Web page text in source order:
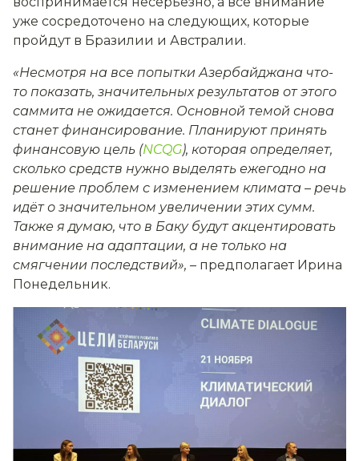
уже сосредоточено на следующих, которые
пройдут в Бразилии и Австралии.
«Несмотря на все попытки Азербайджана что-
то показать, значительных результатов от этого
саммита не ожидается. Основной темой снова
станет финансирование. Планируют принять
финансовую цель (NCQG), которая определяет,
сколько средств нужно выделять ежегодно на
решение проблем с изменением климата – речь
идёт о значительном увеличении этих сумм.
Также я думаю, что в Баку будут акцентировать
внимание на адаптации, а не только на
смягчении последствий», – предполагает Ирина
Понедельник.